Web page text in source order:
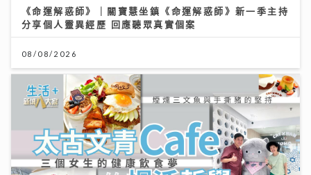
《命運解惑師》｜關寶慧坐鎮《命運解惑師》新一季主持
分享個人靈異經歷 回應聽眾真實個案
08/08/2026